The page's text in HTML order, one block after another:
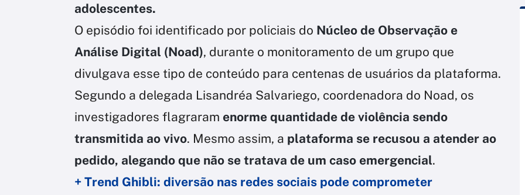
adolescentes.
O episódio foi identificado por policiais do Núcleo de Observação e
Análise Digital (Noad), durante o monitoramento de um grupo que
divulgava esse tipo de conteúdo para centenas de usuários da plataforma.
Segundo a delegada Lisandréa Salvariego, coordenadora do Noad, os
investigadores flagraram enorme quantidade de violência sendo
transmitida ao vivo. Mesmo assim, a plataforma se recusou a atender ao
pedido, alegando que não se tratava de um caso emergencial.
+ Trend Ghibli: diversão nas redes sociais pode comprometer